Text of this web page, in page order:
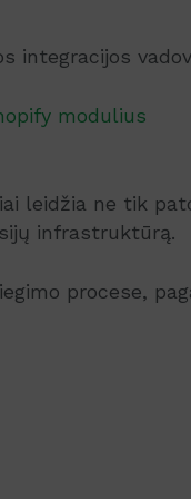
integracijos
modulius
leidžia ne tik
infrastruktūrą.
procese,